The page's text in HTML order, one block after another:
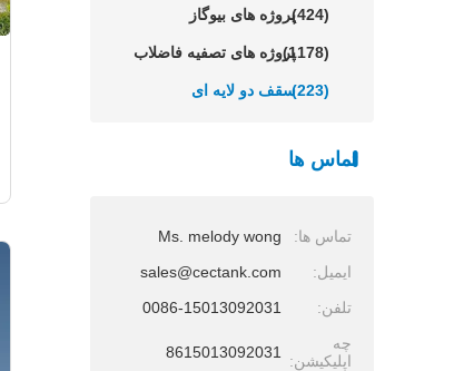
پروژه های بیوگاز (424)
پروژه های تصفیه فاضلاب (1178)
سقف دو لایه ای (223)
تماس ها
تماس ها:
Ms. melody wong
ایمیل:
sales@cectank.com
تلفن:
0086-15013092031
چه
اپلیکیشن:
8615013092031